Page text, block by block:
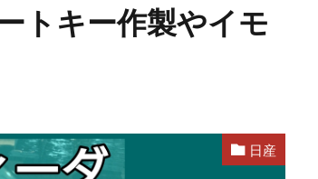
トキー作製やイモ
日産